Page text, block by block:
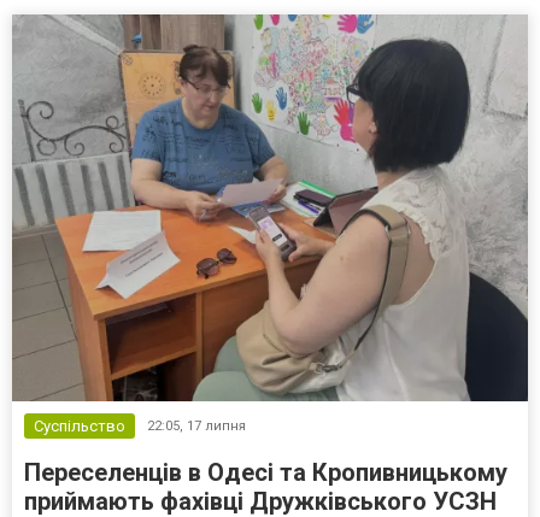
інструмент
для
вашого
газону
...
колір
світла
Як вибрати
LED панелі
для офісу:
потужність,
розмір,
колірна
температура,
CRI та інші
параметри
для
комфортного
робочого
освітлення.
Суспільство 22:05, 17 липня
Переселенців в Одесі та Кропивницькому
приймають фахівці Дружківського УСЗН